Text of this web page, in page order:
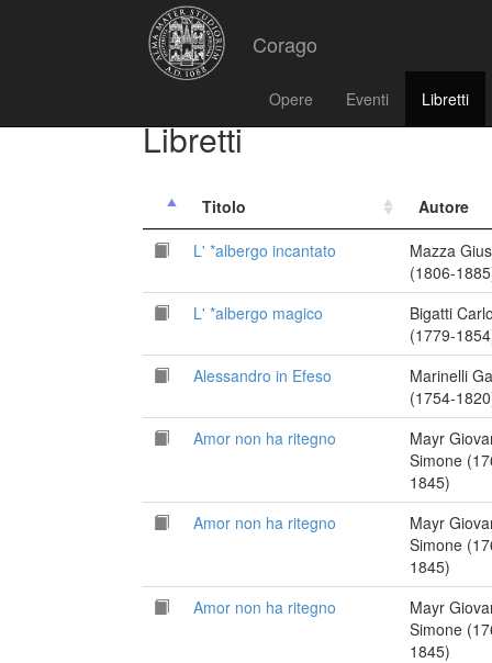
Corago
Opere Eventi Libretti
Libretti
Titolo
Autore
L' *albergo incantato
Mazza
(1806-
L' *albergo magico
Bigatti
(1779-
Alessandro in Efeso
Marinelli
(1754-
Amor non ha ritegno
Mayr
Simone
1845)
Amor non ha ritegno
Mayr
Simone
1845)
Amor non ha ritegno
Mayr
Simone
1845)